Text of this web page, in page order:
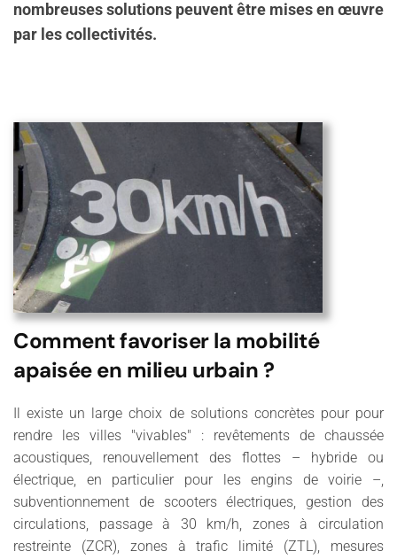
nombreuses solutions peuvent être mises en œuvre
par les collectivités.
Comment favoriser la mobilité
apaisée en milieu urbain ?
Il existe un large choix de solutions concrètes pour pour
rendre les villes "vivables" : revêtements de chaussée
acoustiques, renouvellement des flottes – hybride ou
électrique, en particulier pour les engins de voirie –,
subventionnement de scooters électriques, gestion des
circulations, passage à 30 km/h, zones à circulation
restreinte (ZCR), zones à trafic limité (ZTL), mesures